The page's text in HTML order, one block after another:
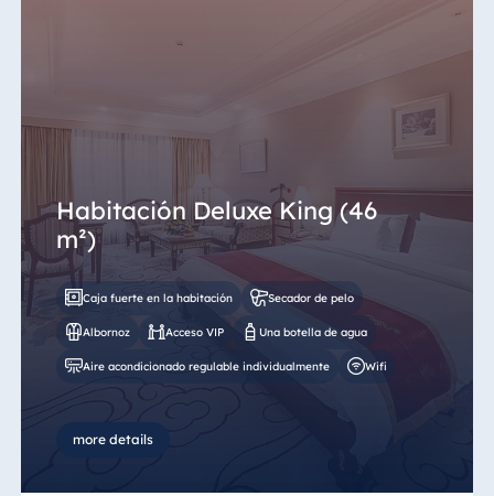
Habitación Deluxe King (46
m²)
Caja fuerte en la habitación Secador de pelo
Albornoz Acceso VIP Una botella de agua
Aire acondicionado regulable individualmente Wifi
more details